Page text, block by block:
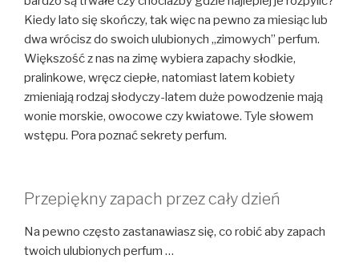
Kiedy lato się skończy, tak więc na pewno za miesiąc lub
dwa wrócisz do swoich ulubionych „zimowych” perfum.
Większość z nas na zimę wybiera zapachy słodkie,
pralinkowe, wręcz ciepłe, natomiast latem kobiety
zmieniają rodzaj słodyczy-latem duże powodzenie mają
wonie morskie, owocowe czy kwiatowe. Tyle słowem
wstępu. Pora poznać sekrety perfum.
Przepiękny zapach przez cały dzień
Na pewno często zastanawiasz się, co robić aby zapach
twoich ulubionych perfum …